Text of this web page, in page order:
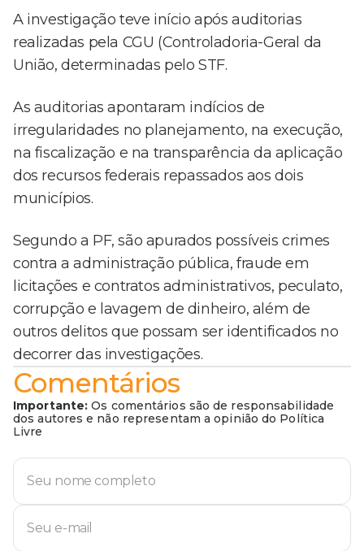
A investigação teve início após auditorias
realizadas pela CGU (Controladoria-Geral da
União, determinadas pelo STF.
As auditorias apontaram indícios de
irregularidades no planejamento, na execução,
na fiscalização e na transparência da aplicação
dos recursos federais repassados aos dois
municípios.
Segundo a PF, são apurados possíveis crimes
contra a administração pública, fraude em
licitações e contratos administrativos, peculato,
corrupção e lavagem de dinheiro, além de
outros delitos que possam ser identificados no
decorrer das investigações.
Comentários
Importante: Os comentários são de responsabilidade
dos autores e não representam a opinião do Política
Livre